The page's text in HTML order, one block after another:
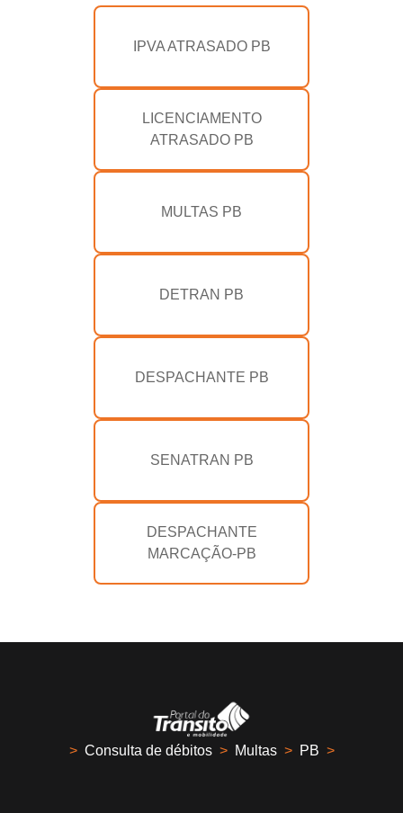
IPVA ATRASADO PB
LICENCIAMENTO
ATRASADO PB
MULTAS PB
DETRAN PB
DESPACHANTE PB
SENATRAN PB
DESPACHANTE
MARCAÇÃO-PB
> Consulta de débitos > Multas > PB >